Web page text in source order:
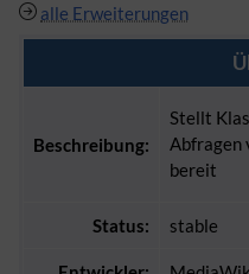
alle Erweiterungen
Beschreibung:
Stellt
Abfragen
bereit
Status: stable